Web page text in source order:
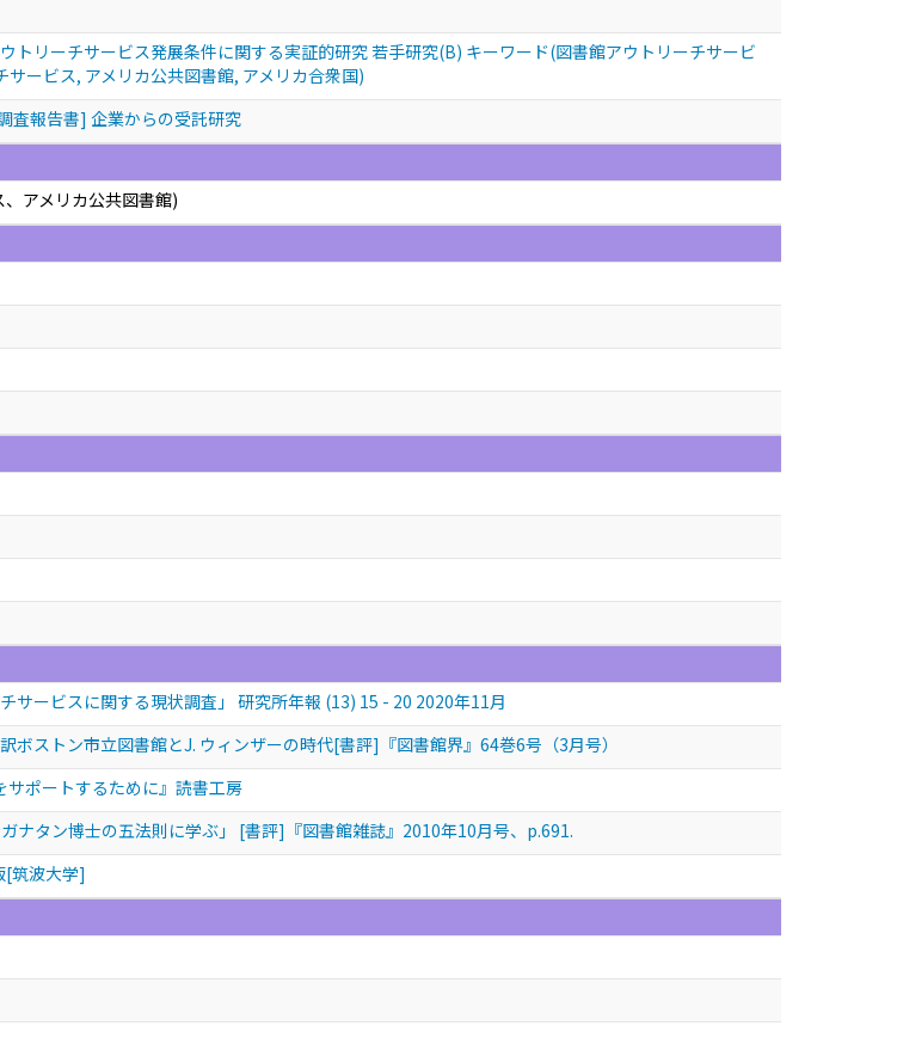
トリーチサービス発展条件に関する実証的研究 若手研究(B) キーワード(図書館アウトリーチサービ
ービス, アメリカ公共図書館, アメリカ合衆国)
査報告書] 企業からの受託研究
アメリカ公共図書館)
サービスに関する現状調査」 研究所年報 (13) 15 - 20 2020年11月
ストン市立図書館とJ. ウィンザーの時代[書評]『図書館界』64巻6号（3月号）
ポートするために』読書工房
ナタン博士の五法則に学ぶ」 [書評]『図書館雑誌』2010年10月号、p.691.
[筑波大学]